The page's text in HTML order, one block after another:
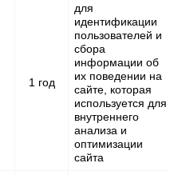
1 год
для
идентификации
пользователей и
сбора
информации об
их поведении на
сайте, которая
используется для
внутреннего
анализа и
оптимизации
сайта